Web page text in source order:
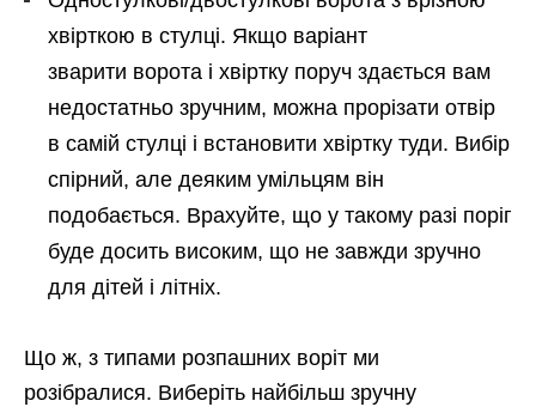
хвірткою в стулці. Якщо варіант
зварити ворота і хвіртку поруч здається вам
недостатньо зручним, можна прорізати отвір
в самій стулці і встановити хвіртку туди. Вибір
спірний, але деяким умільцям він
подобається. Врахуйте, що у такому разі поріг
буде досить високим, що не завжди зручно
для дітей і літніх.
Що ж, з типами розпашних воріт ми
розібралися. Виберіть найбільш зручну